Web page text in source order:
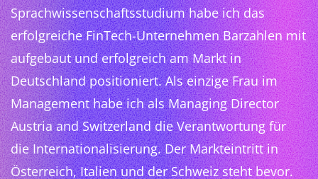
Sprachwissenschaftsstudium habe ich das
erfolgreiche FinTech-Unternehmen Barzahlen mit
aufgebaut und erfolgreich am Markt in
Deutschland positioniert. Als einzige Frau im
Management habe ich als Managing Director
Austria and Switzerland die Verantwortung für
die Internationalisierung. Der Markteintritt in
Österreich, Italien und der Schweiz steht bevor.